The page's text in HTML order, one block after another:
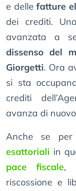
e dellefatture
dei crediti.
avanzata a
dissenso del
Giorgetti. Ora
si sta
crediti
avanza di
Anche se
esattoriali in
pace fiscale,
riscossione e